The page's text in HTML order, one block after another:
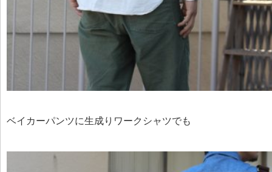
ベイカーパンツに生成りワークシャツでも